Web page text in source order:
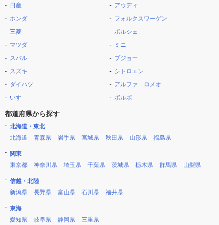
日産
ホンダ
三菱
マツダ
スバル
スズキ
ダイハツ
いすゞ
アウディ
フォルクスワーゲン
ポルシェ
ミニ
プジョー
シトロエン
アルファ ロメオ
ボルボ
都道府県から探す
北海道・東北
北海道
青森県 岩手県 宮城県 秋田県 山形県 福島県
関東
東京都
神奈川県 埼玉県 千葉県 茨城県 栃木県 群馬県 山梨県
信越・北陸
新潟県
長野県 富山県 石川県 福井県
東海
愛知県
岐阜県 静岡県 三重県